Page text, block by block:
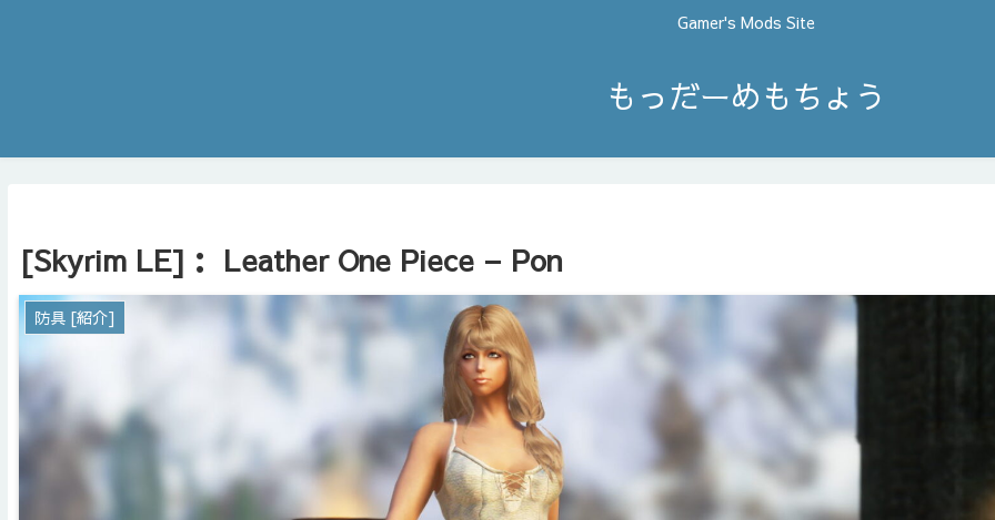
Gamer's Mods Site
もっだーめもちょう
[Skyrim LE]： Leather One Piece – Pon
防具 [紹介]